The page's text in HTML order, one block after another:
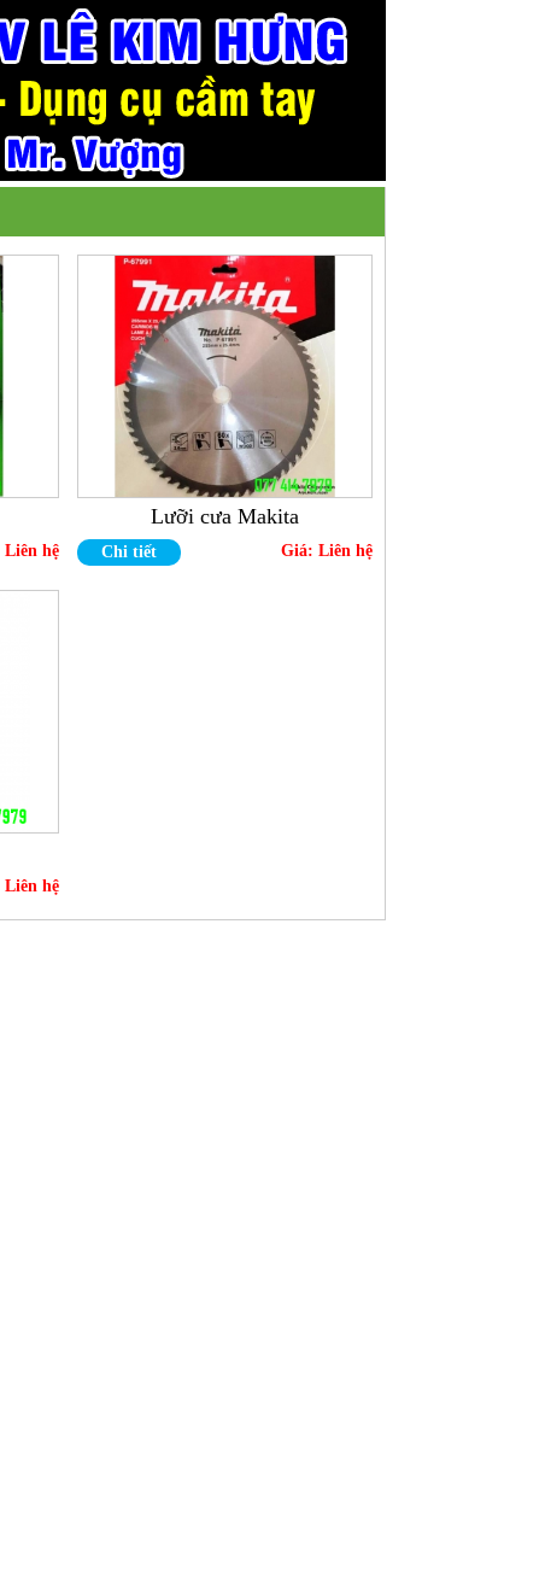
Liên hệ
Lưỡi cưa Makita
Chi tiết Giá: Liên hệ
Liên hệ